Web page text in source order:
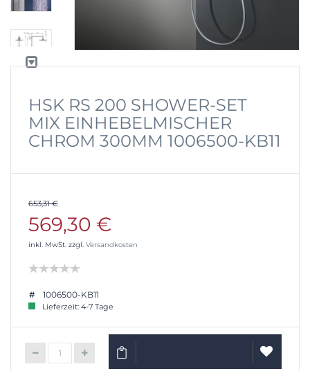
HSK RS 200 SHOWER-SET
MIX EINHEBELMISCHER
CHROM 300MM 1006500-KB11
653,31 €
569,30 €
inkl. MwSt. zzgl. Versandkosten
1006500-KB11
Lieferzeit: 4-7 Tage